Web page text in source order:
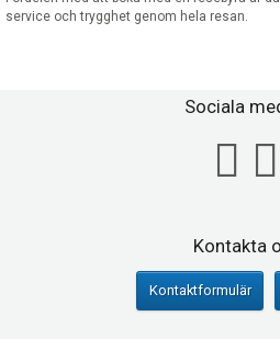
service och trygghet genom hela resan.
Sociala
Kontakta
Kontaktformulär